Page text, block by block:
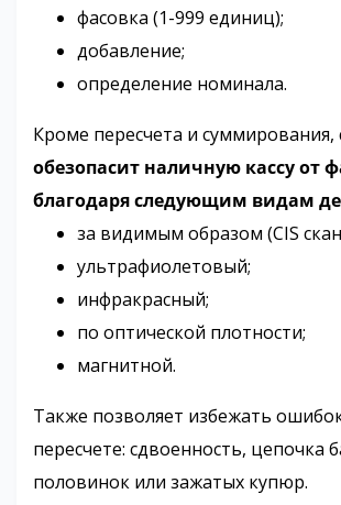
фасовка (1-999 единиц);
добавление;
определение номинала.
Кроме пересчета и суммирования,
обезопасит наличную кассу от
благодаря следующим видам
за видимым образом (CIS
ультрафиолетовый;
инфракрасный;
по оптической плотности;
магнитной.
Также позволяет избежать
пересчете: сдвоенность, цепочка
половинок или зажатых купюр.